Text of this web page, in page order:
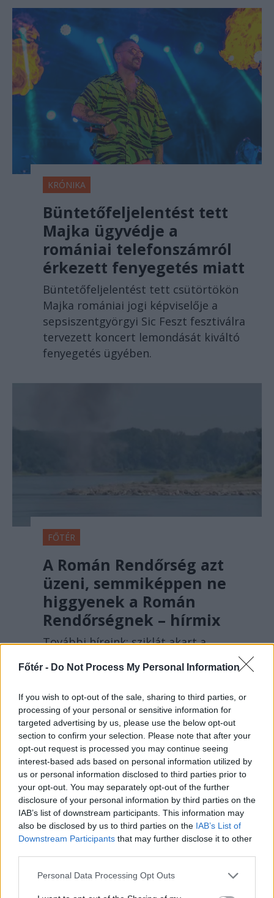
Főtér - Do Not Process My Personal Information
If you wish to opt-out of the sale, sharing to third parties, or
processing of your personal or sensitive information for
targeted advertising by us, please use the below opt-out
section to confirm your selection. Please note that after your
opt-out request is processed you may continue seeing
interest-based ads based on personal information utilized by
us or personal information disclosed to third parties prior to
your opt-out. You may separately opt-out of the further
disclosure of your personal information by third parties on the
IAB’s list of downstream participants. This information may
also be disclosed by us to third parties on the IAB’s List of
Downstream Participants that may further disclose it to other
Personal Data Processing Opt Outs
KRÓNIKA
Büntetőfeljelentést tett
Majka ügyvédje a
romániai telefonszámról
érkezett fenyegetés miatt
Büntetőfeljelentést tett csütörtökön
Majka romániai jogi képviselője a
sepsiszentgyörgyi Sic Feszt fesztiválra
tervezett koncert lemondását kiváltó
fenyegetés ügyében.
FŐTÉR
A Román Rendőrség azt
üzeni, semmiképpen ne
higgyenek a Román
Rendőrségnek – hírmix
További híreink: sziklát akart a
egyelőre sikertelenül, az illetékes
nem lesz a lakossági
áramfogyasztásban.